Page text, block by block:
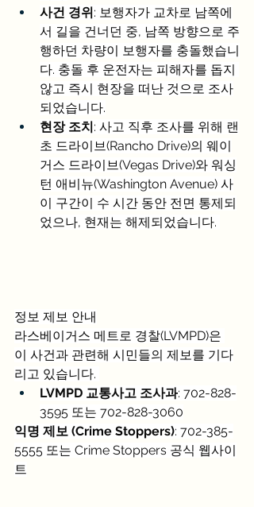
사건 경위 : 보행자가 교차로 남쪽에
서 길을 건너던 중, 남쪽 방향으로 주
행하던 차량이 보행자를 충돌했습니
다. 충돌 후 운전자는 피해자를 돕지
않고 즉시 현장을 떠난 것으로 조사
되었습니다.
현장 조치 : 사고 직후 조사를 위해 랜
초 드라이브(Rancho Drive)의 웨이
거스 드라이브(Vegas Drive)와 워싱
턴 애비뉴(Washington Avenue) 사
이 구간이 수 시간 동안 전면 통제되
었으나, 현재는 해제되었습니다.
정보 제보 안내
라스베이거스 메트로 경찰(LVMPD)은
이 사건과 관련해 시민들의 제보를 기다
리고 있습니다.
LVMPD 교통사고 조사과: 702-828-
3595 또는 702-828-3060
익명 제보 (Crime Stoppers): 702-385-
5555 또는 Crime Stoppers 공식 웹사이
트